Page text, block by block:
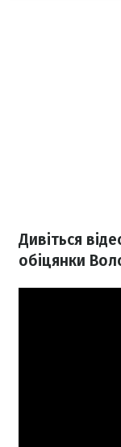
Дивіться
обіцянки